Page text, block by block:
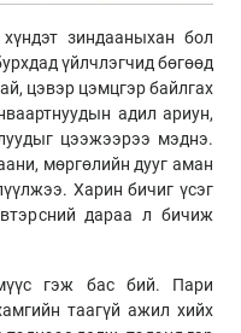
зиндааныхан бол
үйлчлэгчид бөгөөд
цэвэр цэмцгэр байлгах
адил ариун,
цээжээрээ мэднэ.
мөргөлийн дууг аман
Харин бичиг үсэг
дараа л бичиж
гэж бас бий. Пари
таагүй ажил хийх